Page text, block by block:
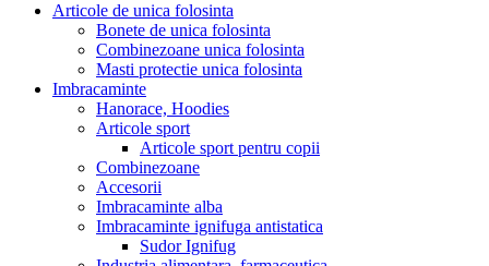
Articole de unica folosinta
Bonete de unica folosinta
Combinezoane unica folosinta
Masti protectie unica folosinta
Imbracaminte
Hanorace, Hoodies
Articole sport
Articole sport pentru copii
Combinezoane
Accesorii
Imbracaminte alba
Imbracaminte ignifuga antistatica
Sudor Ignifug